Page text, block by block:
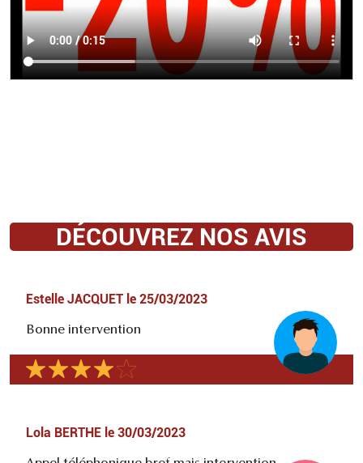
DÉCOUVREZ NOS AVIS
Estelle JACQUET le 25/03/2023
Bonne intervention
Lola BERTHE le 30/03/2023